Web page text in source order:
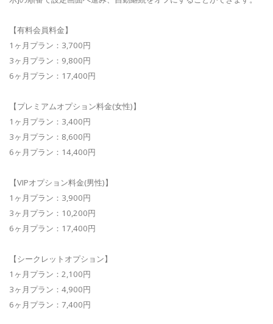
【有料会員料金】
1ヶ月プラン：3,700円
3ヶ月プラン：9,800円
6ヶ月プラン：17,400円
【プレミアムオプション料金(女性)】
1ヶ月プラン：3,400円
3ヶ月プラン：8,600円
6ヶ月プラン：14,400円
【VIPオプション料金(男性)】
1ヶ月プラン：3,900円
3ヶ月プラン：10,200円
6ヶ月プラン：17,400円
【シークレットオプション】
1ヶ月プラン：2,100円
3ヶ月プラン：4,900円
6ヶ月プラン：7,400円